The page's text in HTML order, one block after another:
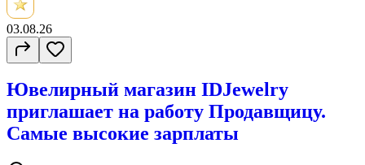
03.08.26
Ювелирный магазин IDJewelry
приглашает на работу Продавщицу.
Самые высокие зарплаты